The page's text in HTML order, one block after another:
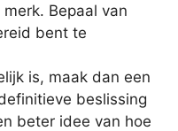
Bepaal van
bent te
is, maak dan een
beslissing
beter idee van hoe